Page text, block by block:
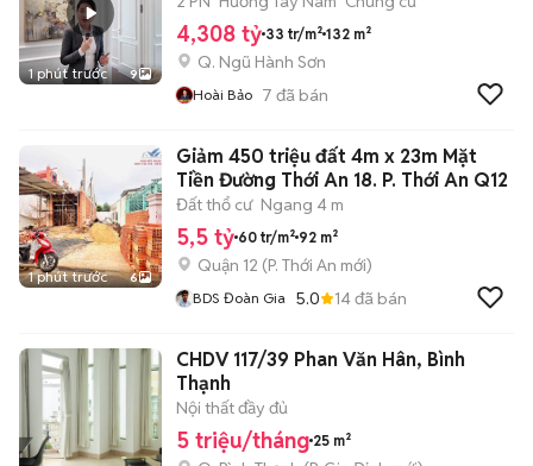
1 phút trước 9
4,308 tỷ 33 tr/m² 132 m²
Q. Ngũ Hành Sơn
Hoài Bảo 7 đã bán
1 phút trước 6
Giảm 450 triệu đất 4m x 23m Mặt
Tiền Đường Thới An 18. P. Thới An Q12
Đất thổ cư Ngang 4 m
5,5 tỷ 60 tr/m² 92 m²
Quận 12 (P. Thới An mới)
BDS Đoàn Gia 5.0 14đã bán
CHDV 117/39 Phan Văn Hân, Bình
Thạnh
Nội thất đầy đủ
5 triệu/tháng 25 m²